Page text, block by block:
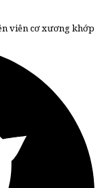
viên cơ xương khớp